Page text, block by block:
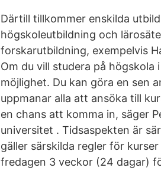
Därtill tillkommer enskilda
högskoleutbildning och
forskarutbildning, exempelvis
Om du vill studera på
möjlighet. Du kan göra en sen
uppmanar alla att ansöka till
en chans att komma in, säger
universitet . Tidsaspekten är
gäller särskilda regler för
fredagen 3 veckor (24 dagar)